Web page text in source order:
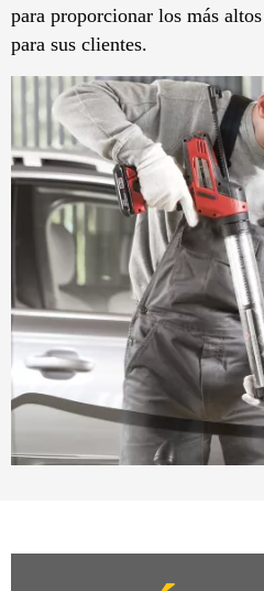
para proporcionar los más
para sus clientes.